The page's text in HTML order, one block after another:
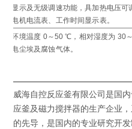
显示及无级调速功能，具加热电压可
电机电流表、工作时间显示表。
环境温度 0～50 ℃，相对湿度为 30
电尘埃及腐蚀气体。
威海自控反应釜有限公司是国
应釜及磁力搅拌器的生产企业
的先导，是国内的专业研究开